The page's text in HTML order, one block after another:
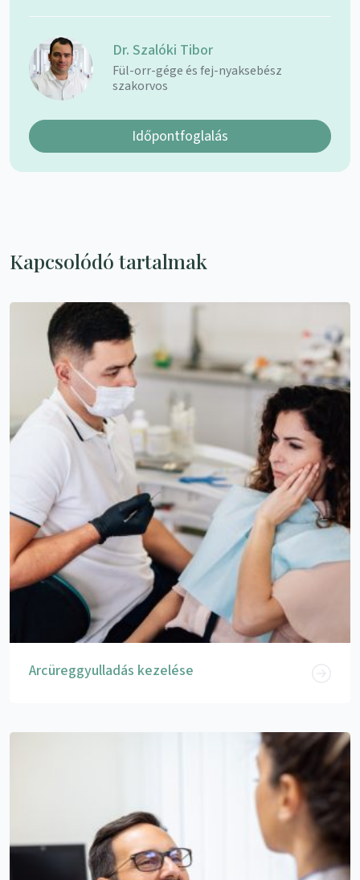
Dr. Szalóki Tibor
Fül-orr-gége és fej-nyaksebész
szakorvos
Időpontfoglalás
Kapcsolódó tartalmak
Arcüreggyulladás kezelése